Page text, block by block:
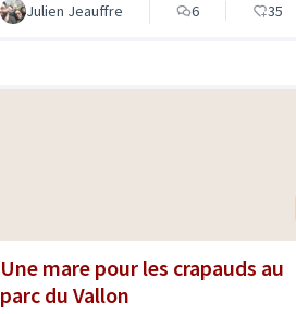
Julien Jeauffre 6 35
Une mare pour les crapauds au
parc du Vallon